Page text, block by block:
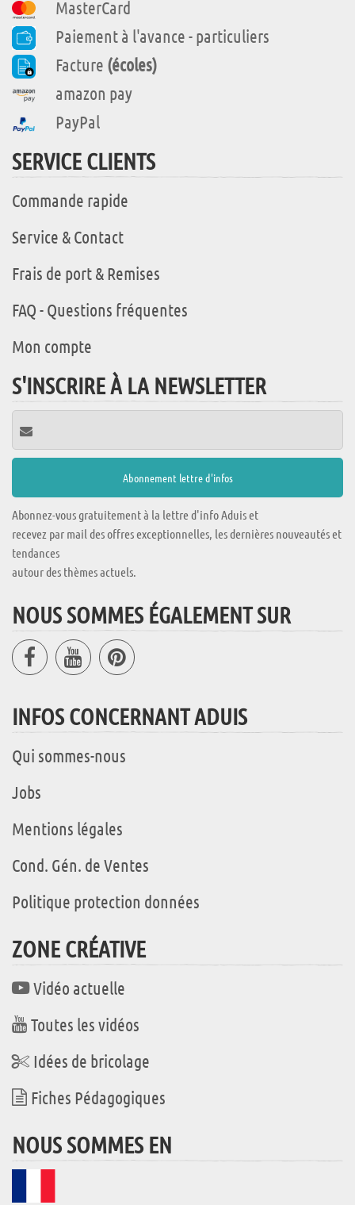
MasterCard
Paiement à l'avance - particuliers
Facture (écoles)
amazon pay
PayPal
SERVICE CLIENTS
Commande rapide
Service & Contact
Frais de port & Remises
FAQ - Questions fréquentes
Mon compte
S'INSCRIRE À LA NEWSLETTER
Abonnez-vous gratuitement à la lettre d'info Aduis et
recevez par mail des offres exceptionnelles, les dernières nouveautés et
tendances
autour des thèmes actuels.
NOUS SOMMES ÉGALEMENT SUR
INFOS CONCERNANT ADUIS
Qui sommes-nous
Jobs
Mentions légales
Cond. Gén. de Ventes
Politique protection données
ZONE CRÉATIVE
Vidéo actuelle
Toutes les vidéos
Idées de bricolage
Fiches Pédagogiques
NOUS SOMMES EN